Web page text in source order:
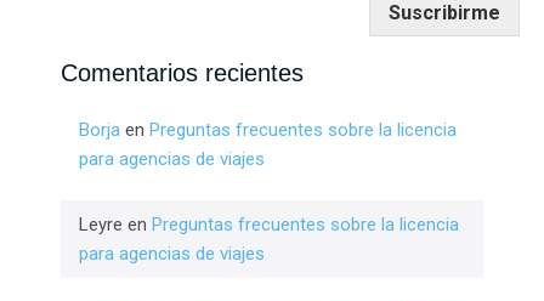
Suscribirme
Comentarios recientes
Borja en Preguntas frecuentes sobre la licencia
para agencias de viajes
Leyre en Preguntas frecuentes sobre la licencia
para agencias de viajes